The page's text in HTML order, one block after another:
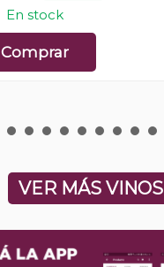
En stock
Comprar
VER MÁS VINOS